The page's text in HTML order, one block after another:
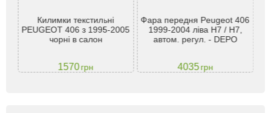
Килимки текстильні
PEUGEOT 406 з 1995-2005
чорні в салон
1570грн
Фара передня Peugeot 406
1999-2004 ліва H7 / H7,
автом. регул. - DEPO
4035грн